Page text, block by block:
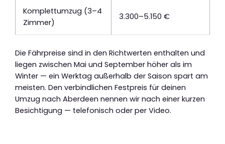
Komplettumzug (3–4
Zimmer)
3.300–5.150 €
Die Fährpreise sind in den Richtwerten enthalten und
liegen zwischen Mai und September höher als im
Winter — ein Werktag außerhalb der Saison spart am
meisten. Den verbindlichen Festpreis für deinen
Umzug nach Aberdeen nennen wir nach einer kurzen
Besichtigung — telefonisch oder per Video.